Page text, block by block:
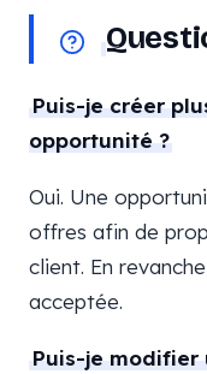
Puis-je créer
opportunité ?
Oui. Une
offres afin de
client. En
acceptée.
Puis-je modifier